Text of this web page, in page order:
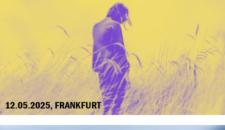
12.05.2025, FRANKFURT